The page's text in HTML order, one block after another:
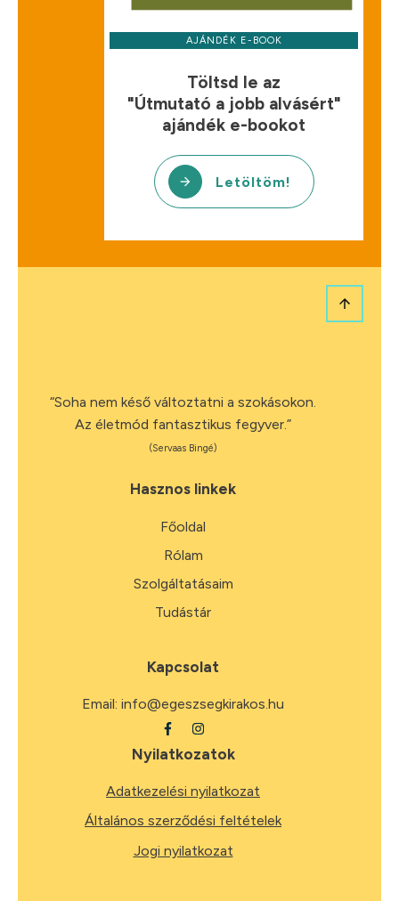
AJÁNDÉK E-BOOK
Töltsd le az
"Útmutató a jobb alvásért"
ajándék e-bookot
Letöltöm!
“Soha nem késő változtatni a szokásokon.
Az életmód fantasztikus fegyver.”
(Servaas Bingé)
Hasznos linkek
Főoldal
Rólam
Szolgáltatásaim
Tudástár
Kapcsolat
Email: info@egeszsegkirakos.hu
Nyilatkozatok
Adatkezelési nyilatkozat
Általános szerződési feltételek
Jogi nyilatkozat